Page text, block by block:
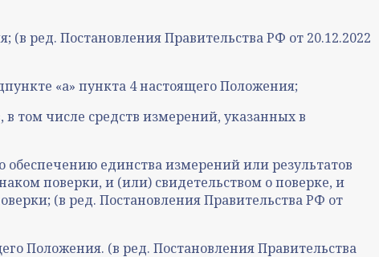
ред. Постановления Правительства РФ от 20.12.2022
«а» пункта 4 настоящего Положения;
том числе средств измерений, указанных в
единства измерений или результатов
поверки, и (или) свидетельством о поверке, и
(в ред. Постановления Правительства РФ от
Положения. (в ред. Постановления Правительства